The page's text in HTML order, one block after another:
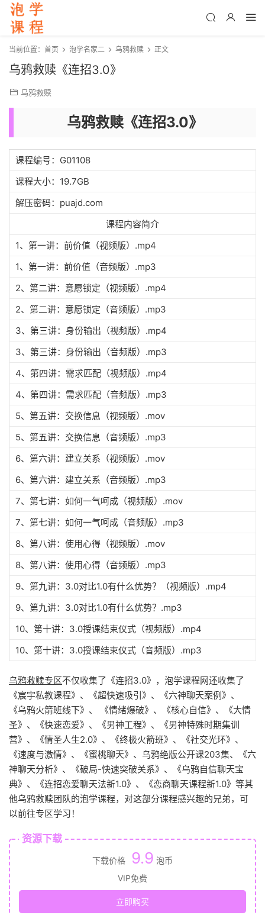
当前位置： 首页 泡学名家二 乌鸦救赎 正文
乌鸦救赎《连招3.0》
乌鸦救赎
乌鸦救赎《连招3.0》
课程编号：G01108
课程大小：19.7GB
解压密码：puajd.com
课程内容简介
1、第一讲：前价值（视频版）.mp4
1、第一讲：前价值（音频版）.mp3
2、第二讲：意愿锁定（视频版）.mp4
2、第二讲：意愿锁定（音频版）.mp3
3、第三讲：身份输出（视频版）.mp4
3、第三讲：身份输出（音频版）.mp3
4、第四讲：需求匹配（视频版）.mp4
4、第四讲：需求匹配（音频版）.mp3
5、第五讲：交换信息（视频版）.mov
5、第五讲：交换信息（音频版）.mp3
6、第六讲：建立关系（视频版）.mov
6、第六讲：建立关系（音频版）.mp3
7、第七讲：如何一气呵成（视频版）.mov
7、第七讲：如何一气呵成（音频版）.mp3
8、第八讲：使用心得（视频版）.mov
8、第八讲：使用心得（音频版）.mp3
9、第九讲：3.0对比1.0有什么优势？（视频版）.mp4
9、第九讲：3.0对比1.0有什么优势？.mp3
10、第十讲：3.0授课结束仪式（视频版）.mp4
10、第十讲：3.0授课结束仪式（音频版）.mp3
乌鸦救赎专区不仅收集了《连招3.0》，泡学课程网还收集了
《宸宇私教课程》、《超快速吸引》、《六神聊天案例》、
《乌鸦火箭班线下》、 《情绪爆破》、《核心自信》、《大情
圣》、《快速恋爱》、《男神工程》、《男神特殊时期集训
营》、《情圣人生2.0》、《终极火箭班》、《社交光环》、
《速度与激情》、《蜜桃聊天》、乌鸦绝版公开课203集、《六
神聊天分析》、《破局-快速突破关系》、《乌鸦自信聊天宝
典》、《连招恋爱聊天法新1.0》、《恋商聊天课程新1.0》等其
他乌鸦救赎团队的泡学课程，对这部分课程感兴趣的兄弟，可
以前往专区学习！
资源下载
下载价格 9.9 泡币
VIP免费
立即购买